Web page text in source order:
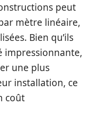
peut
mètre linéaire,
Bien qu’ils
impressionnante,
une plus
installation, ce
coût